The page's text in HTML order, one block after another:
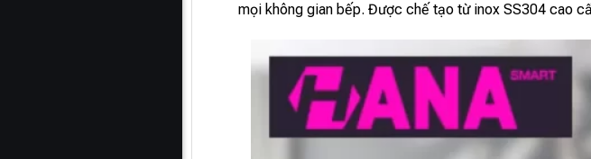
mọi không gian bếp. Được chế tạo từ inox SS304 cao